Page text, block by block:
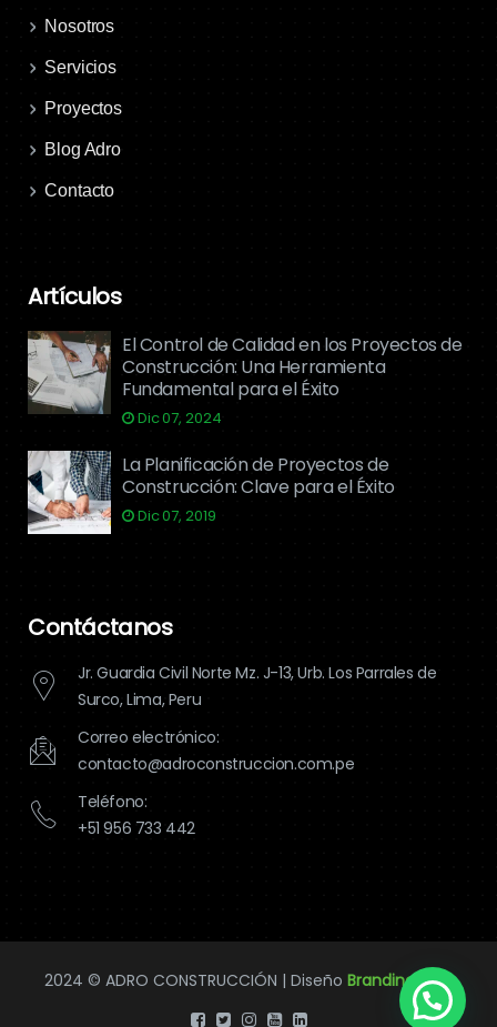
Nosotros
Servicios
Proyectos
Blog Adro
Contacto
Artículos
El Control de Calidad en los Proyectos de
Construcción: Una Herramienta
Fundamental para el Éxito
Dic 07, 2024
La Planificación de Proyectos de
Construcción: Clave para el Éxito
Dic 07, 2019
Contáctanos
Jr. Guardia Civil Norte Mz. J-13, Urb. Los Parrales de
Surco, Lima, Peru
Correo electrónico:
contacto@adroconstruccion.com.pe
Teléfono:
+51 956 733 442
2024 © ADRO CONSTRUCCIÓN | Diseño Branding Perú